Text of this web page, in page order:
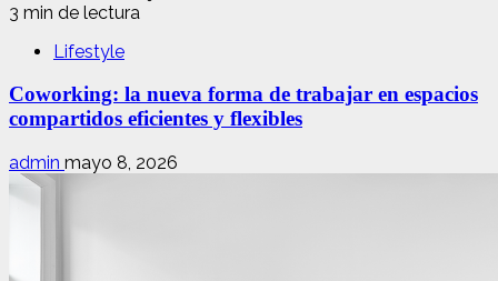
3 min de lectura
Lifestyle
Coworking: la nueva forma de trabajar en espacios
compartidos eficientes y flexibles
admin mayo 8, 2026